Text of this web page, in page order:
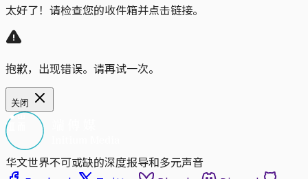
太好了！请检查您的收件箱并点击链接。
抱歉，出现错误。请再试一次。
关闭
华文世界不可或缺的深度报导和多元声音